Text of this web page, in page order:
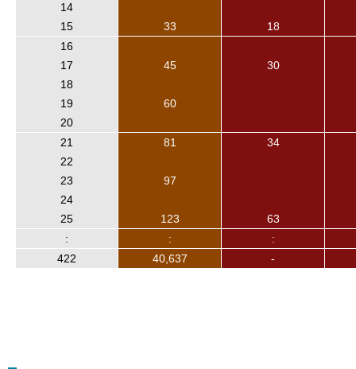
14
15
33
18
16
17
45
30
18
19
60
20
21
81
34
22
23
97
24
25
123
63
:
:
:
422
40,637 -